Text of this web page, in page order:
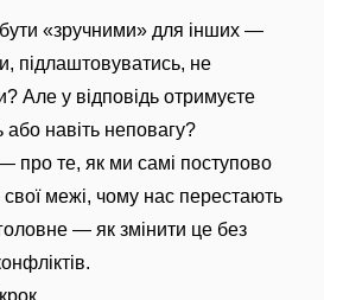
«зручними» для інших —
підлаштовуватись, не
Але у відповідь отримуєте
або навіть неповагу?
про те, як ми самі поступово
межі, чому нас перестають
головне — як змінити це без